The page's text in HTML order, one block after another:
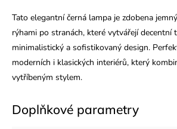
Tato elegantní černá lampa je zdobena
rýhami po stranách, které vytvářejí
minimalistický a sofistikovaný design.
moderních i klasických interiérů, který
vytříbeným stylem.
Doplňkové parametry